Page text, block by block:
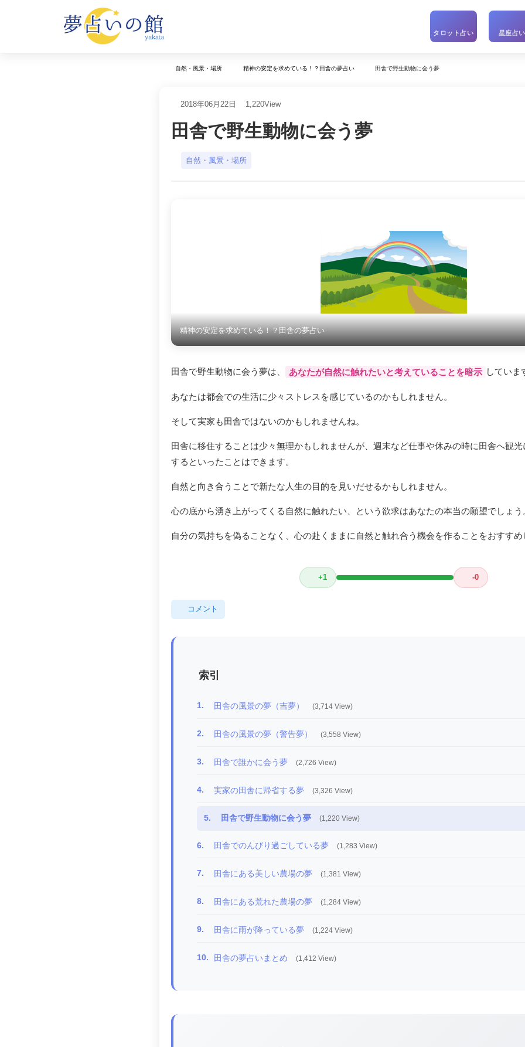
タロット占い 星座占い
自然・風景・場所 精神の安定を求めている！？田舎の夢占い 田舎で野生動物に会う夢
2018年06月22日 1,220View
田舎で野生動物に会う夢
自然・風景・場所
精神の安定を求めている！？田舎の夢占い
田舎で野生動物に会う夢は、 あなたが自然に触れたいと考えていることを暗示 していま
あなたは都会での生活に少々ストレスを感じているのかもしれません。
そして実家も田舎ではないのかもしれませんね。
田舎に移住することは少々無理かもしれませんが、週末など仕事や休みの時に田舎へ観
するといったことはできます。
自然と向き合うことで新たな人生の目的を見いだせるかもしれません。
心の底から湧き上がってくる自然に触れたい、という欲求はあなたの本当の願望でしょう
自分の気持ちを偽ることなく、心の赴くままに自然と触れ合う機会を作ることをおすす
+1 -0
コメント
索引
1. 田舎の風景の夢（吉夢） (3,714 View)
2. 田舎の風景の夢（警告夢） (3,558 View)
3. 田舎で誰かに会う夢 (2,726 View)
4. 実家の田舎に帰省する夢 (3,326 View)
5. 田舎で野生動物に会う夢 (1,220 View)
6. 田舎でのんびり過ごしている夢 (1,283 View)
7. 田舎にある美しい農場の夢 (1,381 View)
8. 田舎にある荒れた農場の夢 (1,284 View)
9. 田舎に雨が降っている夢 (1,224 View)
10. 田舎の夢占いまとめ (1,412 View)